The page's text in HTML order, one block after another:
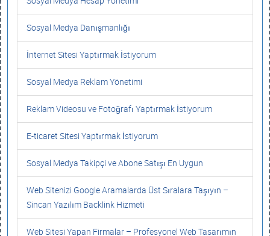
Sosyal Medya Danışmanlığı
İnternet Sitesi Yaptırmak İstiyorum
Sosyal Medya Reklam Yönetimi
Reklam Videosu ve Fotoğrafı Yaptırmak İstiyorum
E-ticaret Sitesi Yaptırmak İstiyorum
Sosyal Medya Takipçi ve Abone Satışı En Uygun
Web Sitenizi Google Aramalarda Üst Sıralara Taşıyın –
Sincan Yazılım Backlink Hizmeti
Web Sitesi Yapan Firmalar – Profesyonel Web Tasarımın